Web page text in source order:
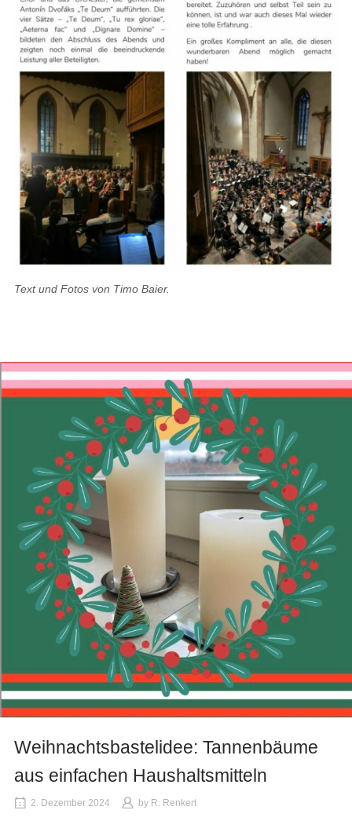
Text und Fotos von Timo Baier.
Weihnachtsbastelidee: Tannenbäume
aus einfachen Haushaltsmitteln
2. Dezember 2024 by R. Renkert